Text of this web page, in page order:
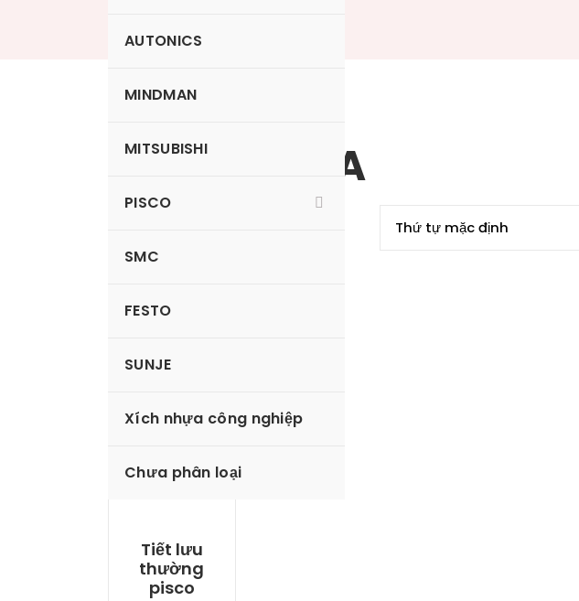
AUTONICS
MINDMAN
MITSUBISHI
PISCO
SMC
FESTO
SUNJE
Xích nhựa công nghiệp
Chưa phân loại
JSC1/8-M3A
Tiết lưu
thường
pisco